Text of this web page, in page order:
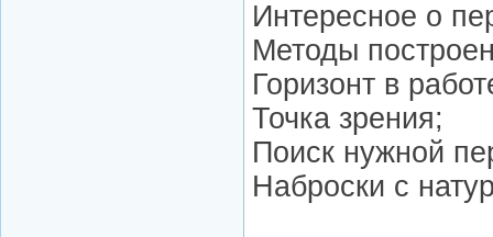
Интересное о
Методы
Горизонт в
Точка зрения;
Поиск нужной
Наброски с